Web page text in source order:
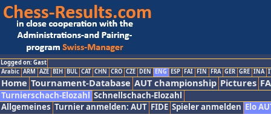
Logged on: Gast
Arabic ARM AZE BIH BUL CAT CHN CRO CZE DEN ENG ESP FAI FIN FRA GER GRE INA
Home Tournament-Database AUT championship Pictures
Turnierschach-Elozahl Schnellschach-Elozahl
Allgemeines Turnier anmelden: AUT FIDE Spieler anmelden Elo